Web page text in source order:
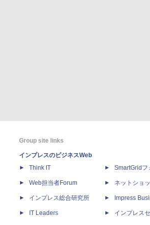
Group site links
インプレスのビジネスWeb
Think IT
Web担当者Forum
インプレス総合研究所
IT Leaders
SmartGridフ
ネットショ
Impress
インプレス